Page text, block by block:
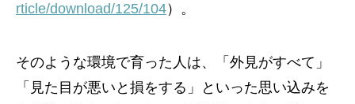
rticle/download/125/104）。
そのような環境で育った人は、「外見がすべて」
「見た目が悪いと損をする」といった思い込みを